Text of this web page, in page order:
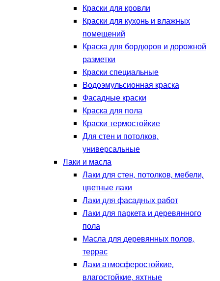
Краски для кровли
Краски для кухонь и влажных
помещений
Краска для бордюров и дорожной
разметки
Краски специальные
Водоэмульсионная краска
Фасадные краски
Краска для пола
Краски термостойкие
Для стен и потолков,
универсальные
Лаки и масла
Лаки для стен, потолков, мебели,
цветные лаки
Лаки для фасадных работ
Лаки для паркета и деревянного
пола
Масла для деревянных полов,
террас
Лаки атмосферостойкие,
влагостойкие, яхтные